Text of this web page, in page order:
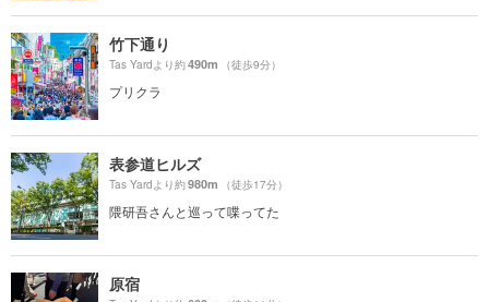
竹下通り
Tas Yardより約490m （徒歩9分）
プリクラ
表参道ヒルズ
Tas Yardより約980m （徒歩17分）
隈研吾さんと巡って喋ってた
原宿